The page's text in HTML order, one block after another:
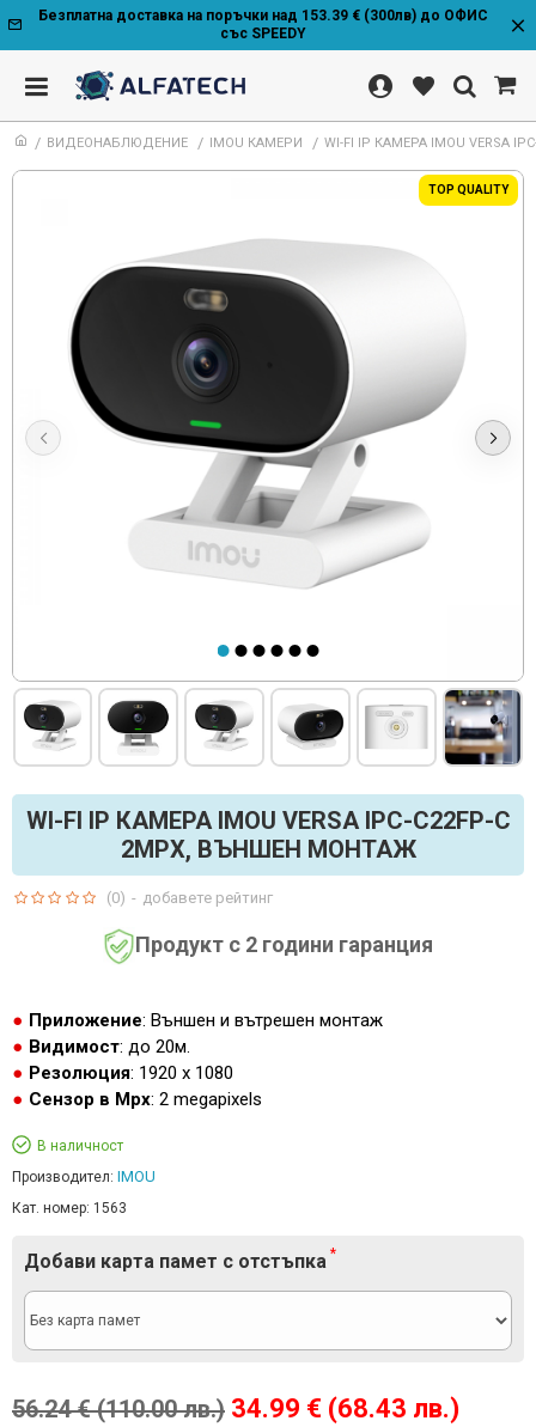
Безплатна доставка на поръчки над 153.39 € (300лв) до ОФИС
със SPEEDY
ВИДЕОНАБЛЮДЕНИЕ IMOU КАМЕРИ WI-FI IP КАМЕРА IMOU VERSA
TOP QUALITY
WI-FI IP КАМЕРА IMOU VERSA IPC-C22FP-C
2MPX, ВЪНШЕН МОНТАЖ
Продукт с 2 години гаранция
Приложение: Външен и вътрешен монтаж
Видимост: до 20м.
Резолюция: 1920 x 1080
Сензор в Mpx: 2 megapixels
В наличност
Производител: IMOU
Кат. номер: 1563
(0) - добавете рейтинг
34.99 € (68.43 лв.)
56.24 € (110.00 лв.)
Добави карта памет с отстъпка